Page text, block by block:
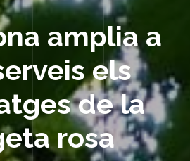
amplia a
els
de la
rosa